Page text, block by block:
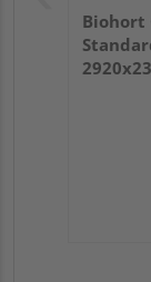
Biohort